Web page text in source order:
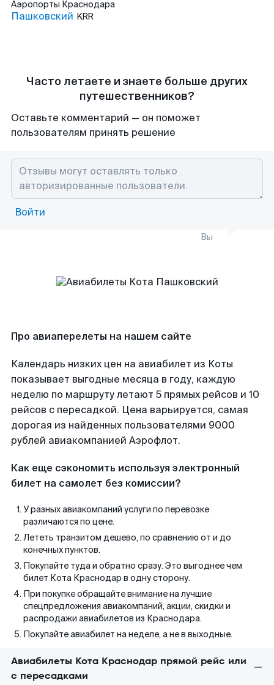
Аэропорты Краснодара
Пашковский KRR
Часто летаете и знаете больше других
путешественников?
Оставьте комментарий — он поможет
пользователям принять решение
Войти
Вы
Про авиаперелеты на нашем сайте
Календарь низких цен на авиабилет из Коты
показывает выгодные месяца в году, каждую
неделю по маршруту летают 5 прямых рейсов и 10
рейсов с пересадкой. Цена варьируется, самая
дорогая из найденных пользователями 9000
рублей авиакомпанией Аэрофлот.
Как еще сэкономить используя электронный
билет на самолет без комиссии?
У разных авиакомпаний услуги по перевозке
различаются по цене.
Лететь транзитом дешево, по сравнению от и до
конечных пунктов.
Покупайте туда и обратно сразу. Это выгоднее чем
билет Кота Краснодар в одну сторону.
При покупке обращайте внимание на лучшие
спецпредложения авиакомпаний, акции, скидки и
распродажи авиабилетов из Краснодара.
Покупайте авиабилет на неделе, а не в выходные.
Авиабилеты Кота Краснодар прямой рейс или
с пересадками